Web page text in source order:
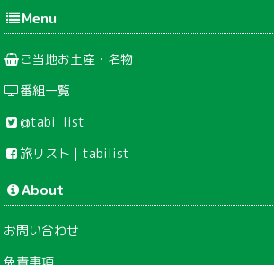
Menu
ご当地お土産・名物
番組一覧
@tabi_list
旅リスト｜tabilist
About
お問い合わせ